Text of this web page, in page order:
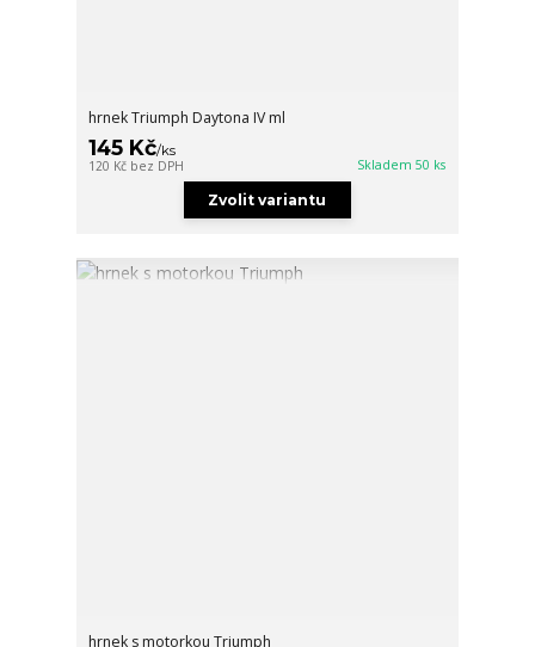
hrnek Triumph Daytona IV ml
145 Kč/ks
120 Kč bez DPH Skladem 50 ks
Zvolit variantu
hrnek s motorkou Triumph